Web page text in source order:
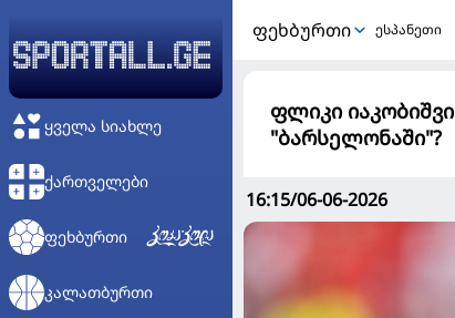
ᲧᲕᲔᲚᲐ ᲡᲘᲐᲮᲚᲔ
ᲥᲐᲠᲗᲕᲔᲚᲔᲑᲘ
ᲤᲔᲮᲑᲣᲠᲗᲘ
ᲙᲐᲚᲐᲗᲑᲣᲠᲗᲘ
ᲤᲔᲮᲑᲣᲠᲗᲘ ესპანეთი
ფლიკი
"ბარსელონაში"?
16:15/06-06-2026